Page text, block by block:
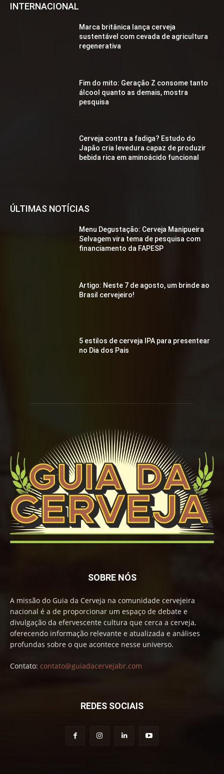
INTERNACIONAL
Marca britânica lança cerveja
sustentável com cevada de agricultura
regenerativa
Fim do mito: Geração Z consome tanto
álcool quanto as demais, mostra
pesquisa
Cerveja contra a fadiga? Estudo do
Japão cria levedura capaz de produzir
bebida rica em aminoácido funcional
ÚLTIMAS NOTÍCIAS
Menu Degustação: Cerveja Manipueira
Selvagem vira tema de pesquisa com
financiamento da FAPESP
Artigo: Neste 7 de agosto, um brinde ao
Brasil cervejeiro!
5 estilos de cerveja IPA para presentear
no Dia dos Pais
SOBRE NÓS
A missão do Guia da Cerveja na comunidade cervejeira
nacional é a de proporcionar um espaço de debate e
divulgação da efervescente cultura que cerca a cerveja,
oferecendo informação relevante e atualizada e análises
profundas sobre o que acontece nesse universo.
Contato: contato@guiadacervejabr.com
REDES SOCIAIS